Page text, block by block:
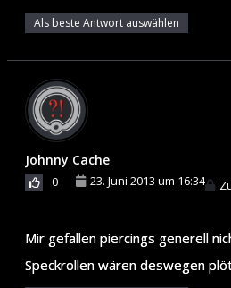
Als beste Antwort auswählen
Johnny Cache
0 23. Juni 2013 um 16:34
Mir gefallen piercings generell
Speckrollen wären deswegen